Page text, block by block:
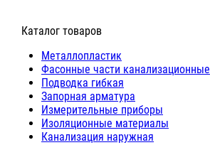
⠀Каталог товаров
Металлопластик
Фасонные части канализационные
Подводка гибкая
Запорная арматура
Измерительные приборы
Изоляционные материалы
Канализация наружная